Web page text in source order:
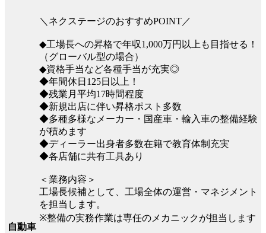
自動車
＼ネクステージのおすすめPOINT／
◆工場長への昇格で年収1,000万円以上も目指せる！
（グローバル型の場合）
◆資格手当など各種手当が充実◎
◆年間休日125日以上！
◆残業月平均17時間程度
◆新規出店に伴い昇格ポスト多数
◆多種多様なメーカー・国産車・輸入車の整備経験
が積めます
◆ディーラー出身者多数在籍で教育体制充実
◆各店舗に共有工具あり
＜業務内容＞
工場長候補として、工場全体の運営・マネジメント
を担当します。
※整備の実務作業は専任のメカニックが担当します